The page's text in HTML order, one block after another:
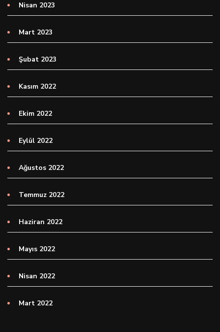
Nisan 2023
Mart 2023
Şubat 2023
Kasım 2022
Ekim 2022
Eylül 2022
Ağustos 2022
Temmuz 2022
Haziran 2022
Mayıs 2022
Nisan 2022
Mart 2022